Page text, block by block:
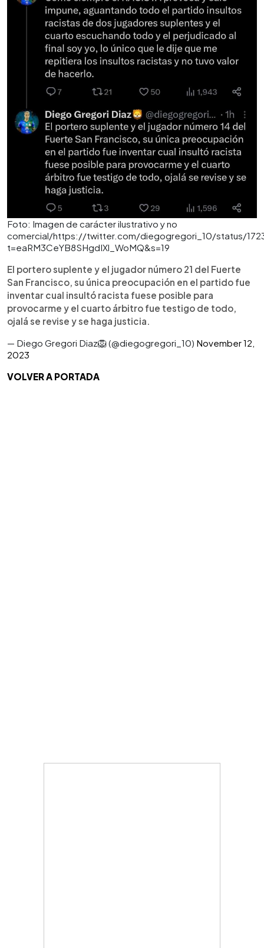
Foto: Imagen de carácter ilustrativo y no
comercial/https://twitter.com/diegogregori_10/status/
t=eaRM3CeYB8SHgdIXl_WoMQ&s=19
El portero suplente y el jugador número 21 del Fuerte
San Francisco, su única preocupación en el partido fue
inventar cual insultó racista fuese posible para
provocarme y el cuarto árbitro fue testigo de todo,
ojalá se revise y se haga justicia.
— Diego Gregori Diaz🦁 (@diegogregori_10) November 12,
2023
VOLVER A PORTADA